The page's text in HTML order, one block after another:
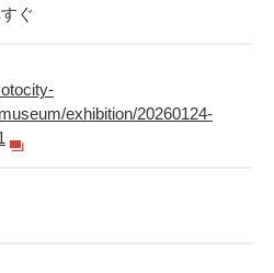
ぐ
exhibition/20260124-